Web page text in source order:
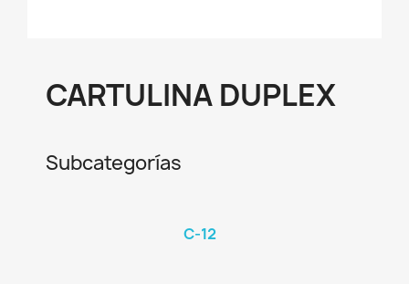
CARTULINA DUPLEX
Subcategorías
C-12